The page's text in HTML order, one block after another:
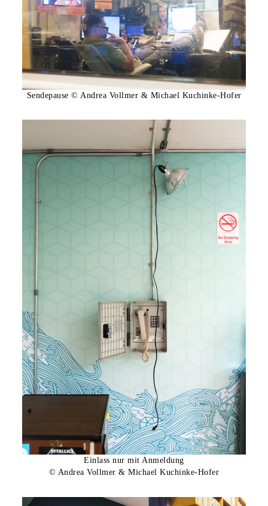
Sendepause © Andrea Vollmer & Michael Kuchinke-Hofer
Einlass nur mit Anmeldung
© Andrea Vollmer & Michael Kuchinke-Hofer